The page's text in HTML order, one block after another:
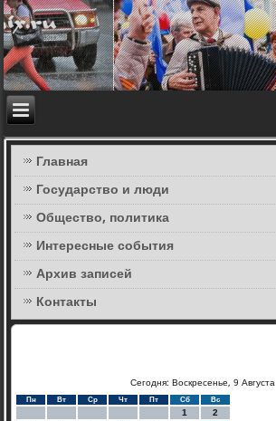
Главная
Государство и люди
Общество, политика
Интересные события
Архив записей
Контакты
Сегодня: Воскресенье, 9 Августа
Пн Вт Ср Чт Пт Сб Вс
1
2